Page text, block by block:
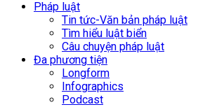
Pháp luật
Tin tức-Văn bản pháp luật
Tìm hiểu luật biển
Câu chuyện pháp luật
Đa phương tiện
Longform
Infographics
Podcast